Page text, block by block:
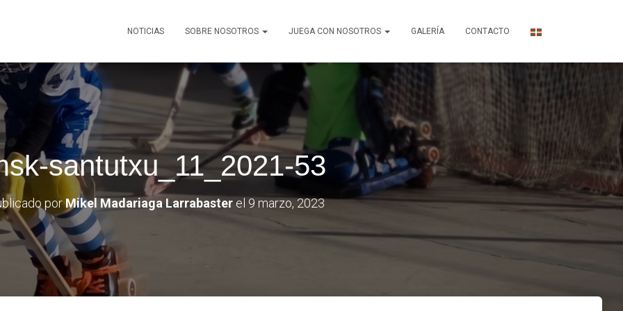
NOTICIAS SOBRE NOSOTROS JUEGA CON NOSOTROS GALERÍA CONTACTO
santutxu_11_2021-53
porMikel Madariaga Larrabasterel 9 marzo, 2023